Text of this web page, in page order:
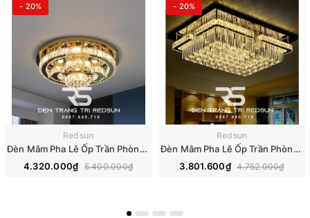
- 20%
Redsun
Đèn Mâm Pha Lê Ốp Trần Phòng Khách Hiện Đại M9210
4.320.000₫ 5.400.000₫
- 20%
Redsun
Đèn Mâm Pha Lê Ốp Trần Phòng Khách Hiện Đại M9196
3.801.600₫ 4.752.000₫